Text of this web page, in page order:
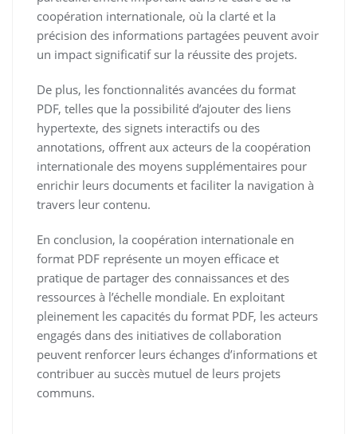
coopération internationale, où la clarté et la
précision des informations partagées peuvent avoir
un impact significatif sur la réussite des projets.
De plus, les fonctionnalités avancées du format
PDF, telles que la possibilité d’ajouter des liens
hypertexte, des signets interactifs ou des
annotations, offrent aux acteurs de la coopération
internationale des moyens supplémentaires pour
enrichir leurs documents et faciliter la navigation à
travers leur contenu.
En conclusion, la coopération internationale en
format PDF représente un moyen efficace et
pratique de partager des connaissances et des
ressources à l’échelle mondiale. En exploitant
pleinement les capacités du format PDF, les acteurs
engagés dans des initiatives de collaboration
peuvent renforcer leurs échanges d’informations et
contribuer au succès mutuel de leurs projets
communs.